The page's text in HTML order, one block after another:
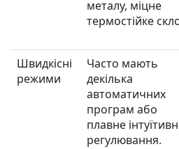
металу, міцне
термостійке
Швидкісні
режими
Часто мають
декілька
автоматичних
програм або
плавне
регулювання.